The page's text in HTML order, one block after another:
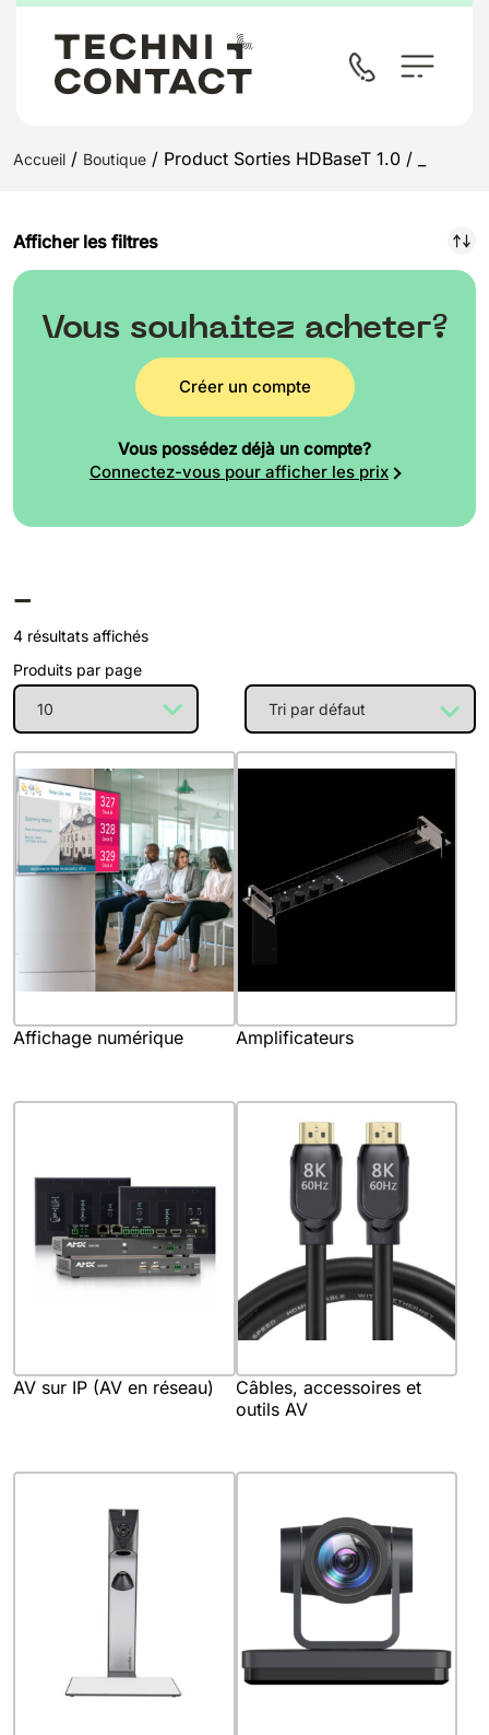
Accueil / Boutique / Product Sorties HDBaseT 1.0 / _
Afficher les filtres
Vous souhaitez acheter?
Créer un compte
Vous possédez déjà un compte?
Connectez-vous pour afficher les prix
4 résultats affichés
Produits par page
Affichage numérique Amplificateurs
AV sur IP (AV en réseau)
Câbles, accessoires et
outils AV